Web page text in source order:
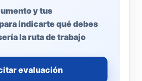
y tus
indicarte qué debes
la ruta de trabajo
evaluación